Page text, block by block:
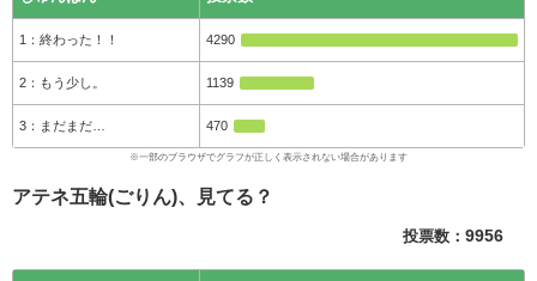
終わった！！ 4290
もう少し。 1139
まだまだ… 470
アテネ五輪(ごりん)、見てる？
投票数： 9956